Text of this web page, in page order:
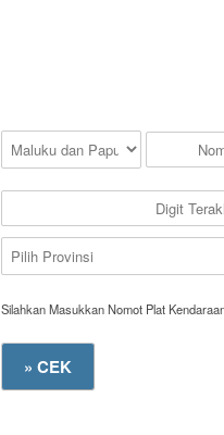
Silahkan Masukkan Nomot Plat